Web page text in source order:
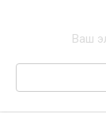
Ваш
Поиск: